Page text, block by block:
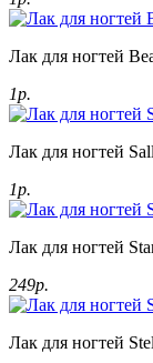
Лак для ногтей
1р.
Лак для ногтей
1р.
Лак для ногтей
249р.
Лак для ногтей